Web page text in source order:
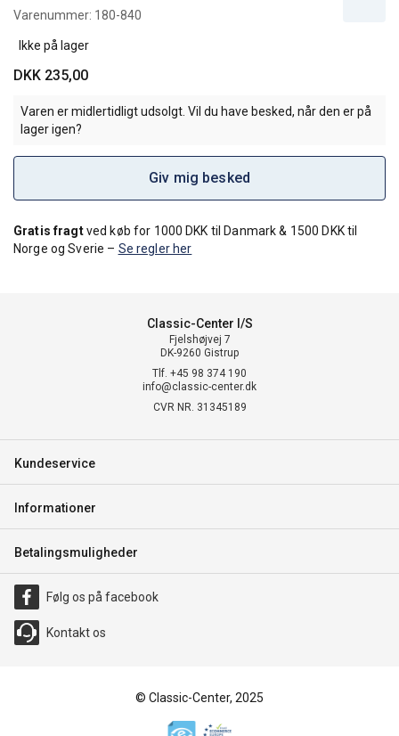
Varenummer: 180-840
Ikke på lager
DKK 235,00
Varen er midlertidligt udsolgt. Vil du have besked, når den er på
lager igen?
Giv mig besked
Gratis fragtved køb for 1000 DKK til Danmark & 1500 DKK til
Norge og Sverie – Se regler her
Classic-Center I/S
Fjelshøjvej 7
DK-9260 Gistrup
Tlf. +45 98 374 190
info@classic-center.dk
CVR NR. 31345189
Kundeservice
Informationer
Betalingsmuligheder
Følg os på facebook
Kontakt os
© Classic-Center, 2025